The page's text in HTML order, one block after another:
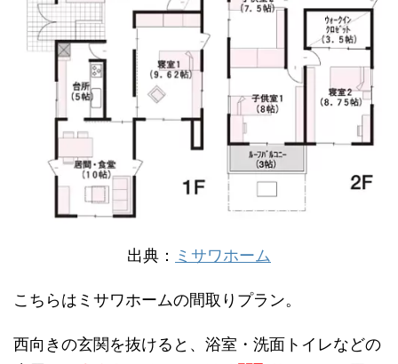
出典： ミサワホーム
こちらはミサワホームの間取りプラン。
西向きの玄関を抜けると、浴室・洗面トイレなどの